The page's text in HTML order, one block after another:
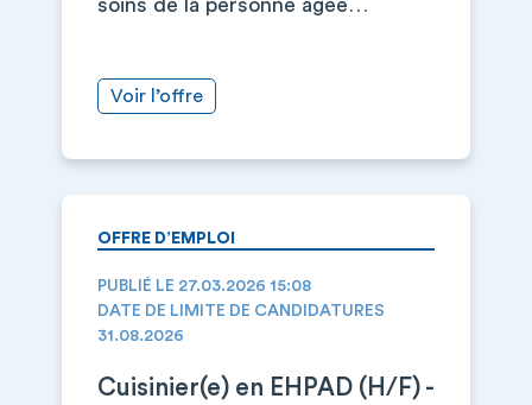
soins de la personne âgée…
Voir l’offre
OFFRE D’EMPLOI
PUBLIÉ LE 27.03.2026 15:08
DATE DE LIMITE DE CANDIDATURES
31.08.2026
Cuisinier(e) en EHPAD (H/F) -